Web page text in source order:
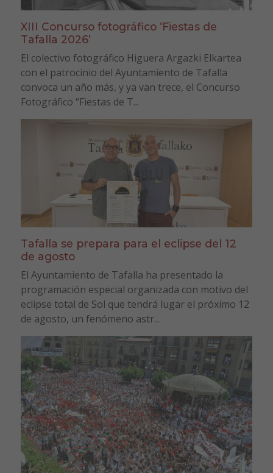
XIII Concurso fotográfico ‘Fiestas de
Tafalla 2026’
El colectivo fotográfico Higuera Argazki Elkartea
con el patrocinio del Ayuntamiento de Tafalla
convoca un año más, y ya van trece, el Concurso
Fotográfico “Fiestas de T...
Tafalla se prepara para el eclipse del 12
de agosto
El Ayuntamiento de Tafalla ha presentado la
programación especial organizada con motivo del
eclipse total de Sol que tendrá lugar el próximo 12
de agosto, un fenómeno astr...